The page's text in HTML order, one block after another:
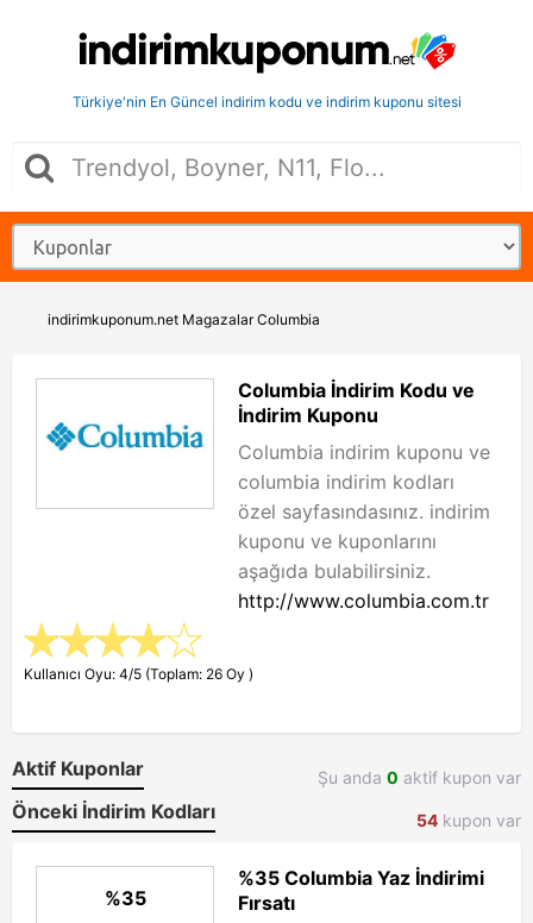
Türkiye'nin En Güncel indirim kodu ve indirim kuponu sitesi
indirimkuponum.net Magazalar Columbia
Columbia İndirim Kodu ve
İndirim Kuponu
Columbia indirim kuponu ve
columbia indirim kodları
özel sayfasındasınız. indirim
kuponu ve kuponlarını
aşağıda bulabilirsiniz.
http://www.columbia.com.tr
Kullanıcı Oyu: 4/5 (Toplam: 26 Oy )
Aktif Kuponlar Şu anda 0 aktif kupon var
Önceki İndirim Kodları 54 kupon var
%35
%35 Columbia Yaz İndirimi
Fırsatı